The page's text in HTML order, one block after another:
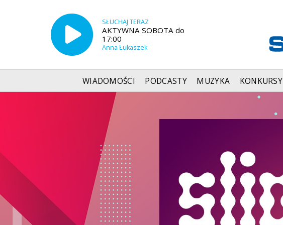
SŁUCHAJ TERAZ
AKTYWNA SOBOTA do
17:00
Anna Łukaszek
WIADOMOŚCI PODCASTY MUZYKA KONKURSY